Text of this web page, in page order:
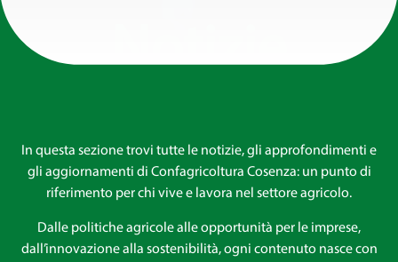
Notizie
In questa sezione trovi tutte le notizie, gli approfondimenti e
gli aggiornamenti di Confagricoltura Cosenza: un punto di
riferimento per chi vive e lavora nel settore agricolo.
Dalle politiche agricole alle opportunità per le imprese,
dall’innovazione alla sostenibilità, ogni contenuto nasce con